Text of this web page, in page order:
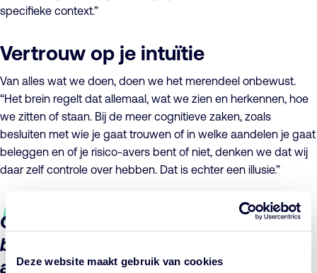
Deze website maakt gebruik van cookies
specifieke context.”
Vertrouw op je intuïtie
Van alles wat we doen, doen we het merendeel onbewust.
“Het brein regelt dat allemaal, wat we zien en herkennen, hoe
we zitten of staan. Bij de meer cognitieve zaken, zoals
besluiten met wie je gaat trouwen of in welke aandelen je gaat
beleggen en of je risico-avers bent of niet, denken we dat wij
daar zelf controle over hebben. Dat is echter een illusie.”
Omvangrijke problemen kun je soms
beter op basis van intuïtie
aanpakken.